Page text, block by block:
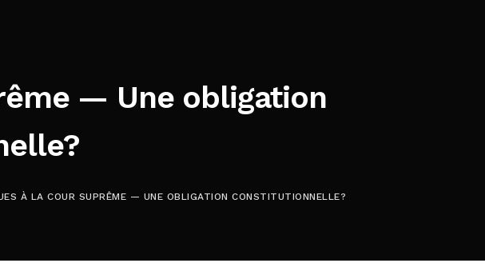
— Une obligation
À LA COUR SUPRÊME — UNE OBLIGATION CONSTITUTIONNELLE?